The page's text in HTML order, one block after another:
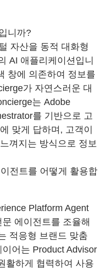
니까?
자산을 동적 대화형
AI 애플리케이션입니
창에 의존하여 정보를
가 자연스러운 대
는 Adobe
를 기반으로 고
맞게 답하며, 고객이
껴지는 방식으로 정보
전트를 어떻게 활용합
Platform Agent
에이전트를 조율해
적응형 브랜드 맞춤
어는 Product Advisor
활하게 협력하여 사용